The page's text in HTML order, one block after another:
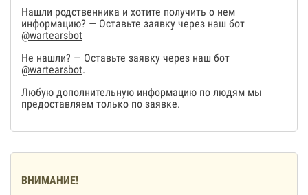
Нашли родственника и хотите получить о нем
информацию? — Оставьте заявку через наш бот
@wartearsbot
Не нашли? — Оставьте заявку через наш бот
@wartearsbot.
Любую дополнительную информацию по людям мы
предоставляем только по заявке.
ВНИМАНИЕ!